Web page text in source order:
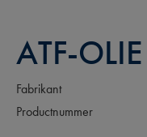
ATF-
Fabrikant
Productnummer